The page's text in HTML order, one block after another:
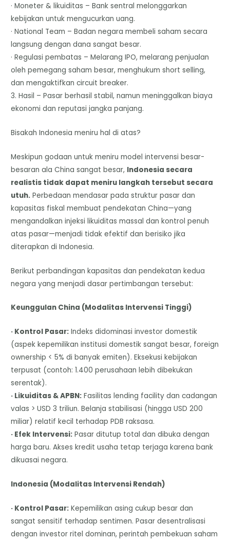
· Moneter & likuiditas – Bank sentral melonggarkan
kebijakan untuk mengucurkan uang.
· National Team – Badan negara membeli saham secara
langsung dengan dana sangat besar.
· Regulasi pembatas – Melarang IPO, melarang penjualan
oleh pemegang saham besar, menghukum short selling,
dan mengaktifkan circuit breaker.
3. Hasil – Pasar berhasil stabil, namun meninggalkan biaya
ekonomi dan reputasi jangka panjang.
Bisakah Indonesia meniru hal di atas?
Meskipun godaan untuk meniru model intervensi besar-
besaran ala China sangat besar, Indonesia secara
realistis tidak dapat meniru langkah tersebut secara
utuh. Perbedaan mendasar pada struktur pasar dan
kapasitas fiskal membuat pendekatan China—yang
mengandalkan injeksi likuiditas massal dan kontrol penuh
atas pasar—menjadi tidak efektif dan berisiko jika
diterapkan di Indonesia.
Berikut perbandingan kapasitas dan pendekatan kedua
negara yang menjadi dasar pertimbangan tersebut:
Keunggulan China (Modalitas Intervensi Tinggi)
· Kontrol Pasar: Indeks didominasi investor domestik
(aspek kepemilikan institusi domestik sangat besar, foreign
ownership < 5% di banyak emiten). Eksekusi kebijakan
terpusat (contoh: 1.400 perusahaan lebih dibekukan
serentak).
· Likuiditas & APBN: Fasilitas lending facility dan cadangan
valas > USD 3 triliun. Belanja stabilisasi (hingga USD 200
miliar) relatif kecil terhadap PDB raksasa.
· Efek Intervensi: Pasar ditutup total dan dibuka dengan
harga baru. Akses kredit usaha tetap terjaga karena bank
dikuasai negara.
Indonesia (Modalitas Intervensi Rendah)
· Kontrol Pasar: Kepemilikan asing cukup besar dan
sangat sensitif terhadap sentimen. Pasar desentralisasi
dengan investor ritel dominan, perintah pembekuan saham